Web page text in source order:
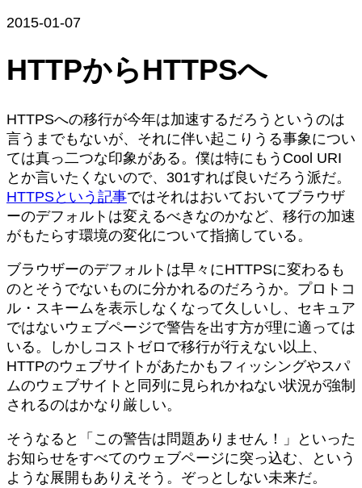
2015-01-07
HTTPからHTTPSへ
HTTPSへの移行が今年は加速するだろうというのは
言うまでもないが、それに伴い起こりうる事象につい
ては真っ二つな印象がある。僕は特にもうCool URI
とか言いたくないので、301すれば良いだろう派だ。
HTTPSという記事ではそれはおいておいてブラウザ
ーのデフォルトは変えるべきなのかなど、移行の加速
がもたらす環境の変化について指摘している。
ブラウザーのデフォルトは早々にHTTPSに変わるも
のとそうでないものに分かれるのだろうか。プロトコ
ル・スキームを表示しなくなって久しいし、セキュア
ではないウェブページで警告を出す方が理に適っては
いる。しかしコストゼロで移行が行えない以上、
HTTPのウェブサイトがあたかもフィッシングやスパ
ムのウェブサイトと同列に見られかねない状況が強制
されるのはかなり厳しい。
そうなると「この警告は問題ありません！」といった
お知らせをすべてのウェブページに突っ込む、という
ような展開もありえそう。ぞっとしない未来だ。